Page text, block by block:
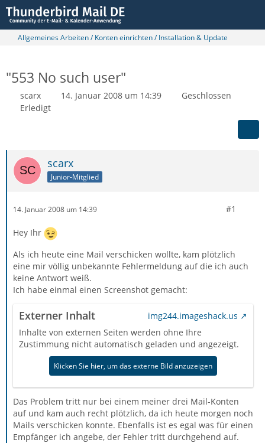
Allgemeines Arbeiten / Konten einrichten / Installation & Update
"553 No such user"
scarx 14. Januar 2008 um 14:39
Geschlossen
Erledigt
scarx
Junior-Mitglied
14. Januar 2008 um 14:39 #1
Hey Ihr
Als ich heute eine Mail verschicken wollte, kam plötzlich
eine mir völlig unbekannte Fehlermeldung auf die ich auch
keine Antwort weiß.
Ich habe einmal einen Screenshot gemacht:
Externer Inhalt
img244.imageshack.us
Inhalte von externen Seiten werden ohne Ihre
Zustimmung nicht automatisch geladen und angezeigt.
Klicken Sie hier, um das externe Bild anzuzeigen
Das Problem tritt nur bei einem meiner drei Mail-Konten
auf und kam auch recht plötzlich, da ich heute morgen noch
Mails verschicken konnte. Ebenfalls ist es egal was für einen
Empfänger ich angebe, der Fehler tritt durchgehend auf.